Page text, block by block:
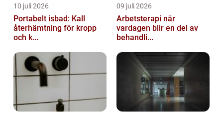
10 juli 2026
Portabelt isbad: Kall
återhämtning för kropp
och k...
09 juli 2026
Arbetsterapi när
vardagen blir en del av
behandli...